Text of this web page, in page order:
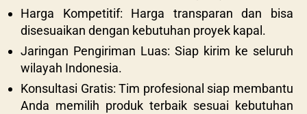
Harga Kompetitif: Harga transparan dan bisa
disesuaikan dengan kebutuhan proyek kapal.
Jaringan Pengiriman Luas: Siap kirim ke seluruh
wilayah Indonesia.
Konsultasi Gratis: Tim profesional siap membantu
Anda memilih produk terbaik sesuai kebutuhan